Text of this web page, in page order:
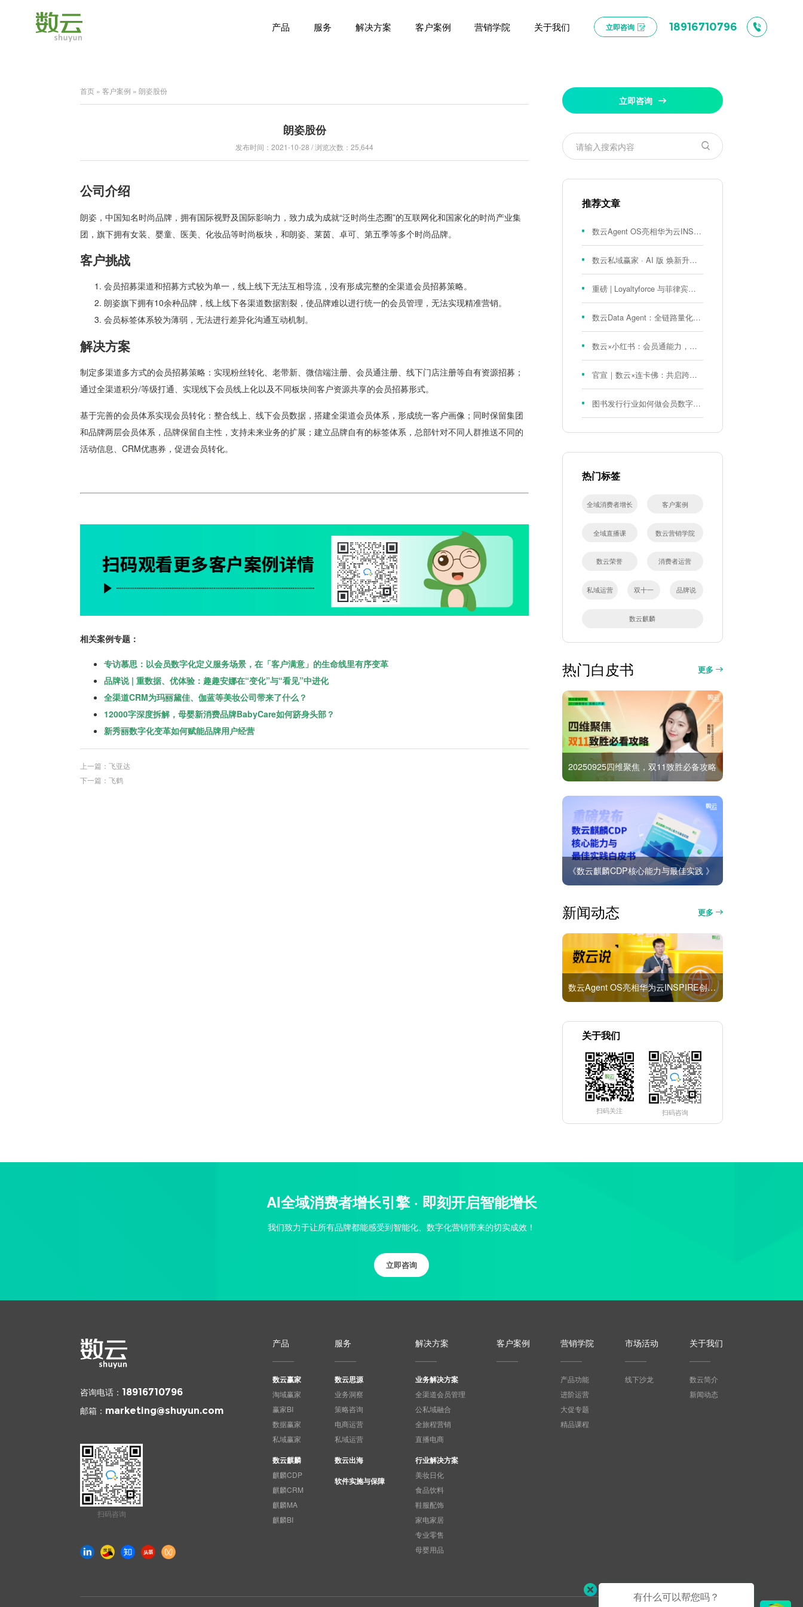
产品 服务 解决方案 客户案例 营销学院 关于我们 立即咨询 18916710796
首页 »客户案例 »朗姿股份
朗姿股份
发布时间：2021-10-28 / 浏览次数：25,644
公司介绍
朗姿，中国知名时尚品牌，拥有国际视野及国际影响力，致力成为成就“泛时尚生态圈”的互联网化和国家化的时尚产业集
团，旗下拥有女装、婴童、医美、化妆品等时尚板块，和朗姿、莱茵、卓可、第五季等多个时尚品牌。
客户挑战
会员招募渠道和招募方式较为单一，线上线下无法互相导流，没有形成完整的全渠道会员招募策略。
朗姿旗下拥有10余种品牌，线上线下各渠道数据割裂，使品牌难以进行统一的会员管理，无法实现精准营销。
会员标签体系较为薄弱，无法进行差异化沟通互动机制。
解决方案
制定多渠道多方式的会员招募策略：实现粉丝转化、老带新、微信端注册、会员通注册、线下门店注册等自有资源招募；
通过全渠道积分/等级打通、实现线下会员线上化以及不同板块间客户资源共享的会员招募形式。
基于完善的会员体系实现会员转化：整合线上、线下会员数据，搭建全渠道会员体系，形成统一客户画像；同时保留集团
和品牌两层会员体系，品牌保留自主性，支持未来业务的扩展；建立品牌自有的标签体系，总部针对不同人群推送不同的
活动信息、CRM优惠券，促进会员转化。
相关案例专题：
专访慕思：以会员数字化定义服务场景，在「客户满意」的生命线里有序变革
品牌说 | 重数据、优体验：趣趣安娜在“变化”与“看见”中进化
全渠道CRM为玛丽黛佳、伽蓝等美妆公司带来了什么？
12000字深度拆解，母婴新消费品牌BabyCare如何跻身头部？
新秀丽数字化变革如何赋能品牌用户经营
上一篇：飞亚达
下一篇：飞鹤
立即咨询
推荐文章
数云Agent OS亮相华为云INSPIRE创想者大会：以AI重构消费者运营与零售营销新范式
数云私域赢家 · AI 版 焕新升级！
重磅 | Loyaltyforce 与菲律宾零售巨头 SM 集团达成战略合作，携手开启 SMAC 会员数智化运营新征程
数云Data Agent：全链路量化评测体系，炼就零售数据分析精准力
数云×小红书：会员通能力，重磅发布！
官宣｜数云×连卡佛：共启跨境会员运营新征程，重塑消费联结新体验
图书发行行业如何做会员数字化?河南新华书店给打了个样！
热门标签
全域消费者增长 客户案例
全域直播课 数云营销学院
数云荣誉 消费者运营
私域运营 双十一 品牌说
数云麒麟
热门白皮书 更多
20250925四维聚焦，双11致胜必备攻略
《数云麒麟CDP核心能力与最佳实践 》
新闻动态 更多
数云Agent OS亮相华为云INSPIRE创想者大会：以AI重构消费者运营与零售营销新范式
关于我们
扫码关注 扫码咨询
AI全域消费者增长引擎 · 即刻开启智能增长
我们致力于让所有品牌都能感受到智能化、数字化营销带来的切实成效！
立即咨询
咨询电话： 18916710796
邮箱： marketing@shuyun.com
扫码咨询
产品
数云赢家
淘域赢家
赢家BI
数据赢家
私域赢家
数云麒麟
麒麟CDP
麒麟CRM
麒麟MA
麒麟BI
服务
数云思源
业务洞察
策略咨询
电商运营
私域运营
数云出海
软件实施与保障
解决方案
业务解决方案
全渠道会员管理
公私域融合
全旅程营销
直播电商
行业解决方案
美妆日化
食品饮料
鞋服配饰
家电家居
专业零售
母婴用品
客户案例 营销学院
产品功能
进阶运营
大促专题
精品课程
市场活动
线下沙龙
关于我们
数云简介
新闻动态
有什么可以帮您吗？